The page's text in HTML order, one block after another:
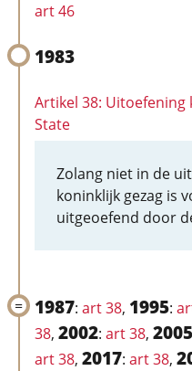
art 46
1983
Artikel 38: Uitoefening
State
Zolang niet in de
koninklijk gezag is
uitgeoefend door
1987: art 38, 1995:
38, 2002: art 38, 2005
art 38, 2017: art 38,